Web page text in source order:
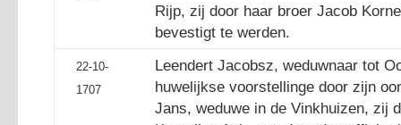
Rijp, zij door haar broer Jacob
bevestigt te werden.
22-10-
1707
Leendert Jacobsz, weduwnaar tot
huwelijkse voorstellinge door zijn
Jans, weduwe in de Vinkhuizen, zij